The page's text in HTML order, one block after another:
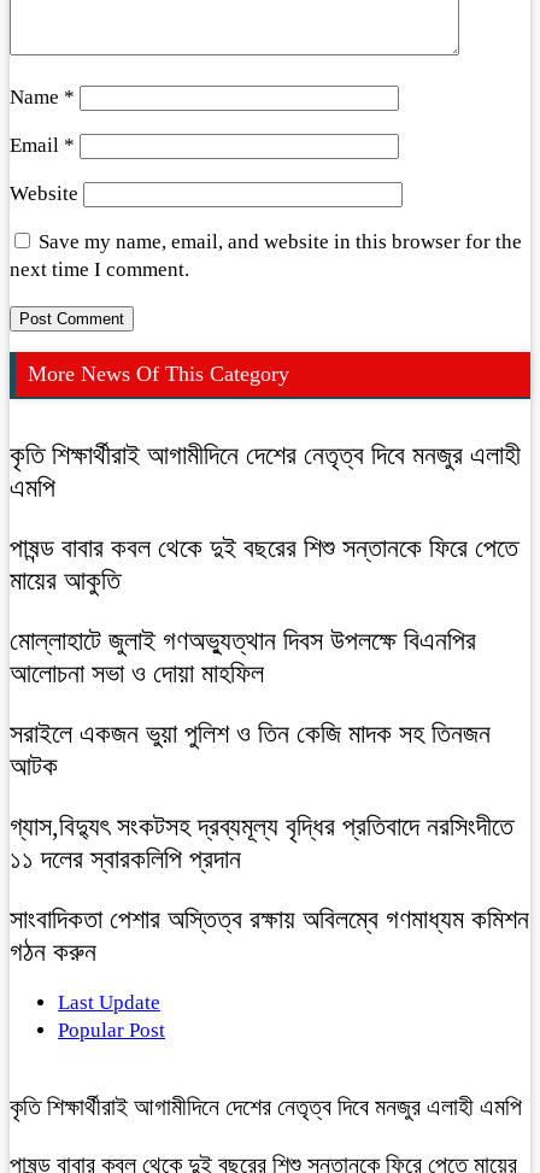
Name *
Email *
Website
Save my name, email, and website in this browser for the
next time I comment.
More News Of This Category
কৃতি শিক্ষার্থীরাই আগামীদিনে দেশের নেতৃত্ব দিবে মনজুর এলাহী
এমপি
পাষন্ড বাবার কবল থেকে দুই বছরের শিশু সন্তানকে ফিরে পেতে
মায়ের আকুতি
মোল্লাহাটে জুলাই গণঅভ্যুত্থান দিবস উপলক্ষে বিএনপির
আলোচনা সভা ও দোয়া মাহফিল
সরাইলে একজন ভুয়া পুলিশ ও তিন কেজি মাদক সহ তিনজন
আটক
গ্যাস,বিদ্যুৎ সংকটসহ দ্রব্যমূল্য বৃদ্ধির প্রতিবাদে নরসিংদীতে
১১ দলের স্বারকলিপি প্রদান
সাংবাদিকতা পেশার অস্তিত্ব রক্ষায় অবিলম্বে গণমাধ্যম কমিশন
গঠন করুন
Last Update
Popular Post
কৃতি শিক্ষার্থীরাই আগামীদিনে দেশের নেতৃত্ব দিবে মনজুর এলাহী এমপি
পাষন্ড বাবার কবল থেকে দুই বছরের শিশু সন্তানকে ফিরে পেতে মায়ের